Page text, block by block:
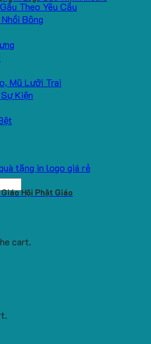
Theo Yêu Cầu
Bông
Mũ Lưỡi Trai
Kiện
cart.
Hội Phật Giáo